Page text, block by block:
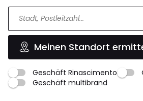
Meinen Standort
Geschäft Rinascimento
Geschäft multibrand